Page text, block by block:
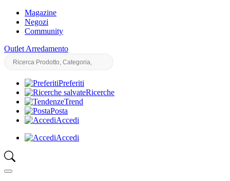
Magazine
Negozi
Community
Outlet Arredamento
Preferiti
Ricerche
Trend
Posta
Accedi
Accedi